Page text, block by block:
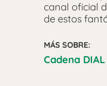
canal oficial
de estos
MÁS SOBRE:
Cadena DIAL